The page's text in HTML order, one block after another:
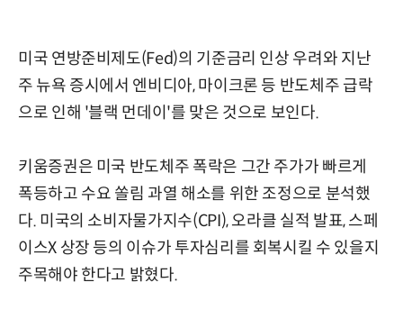
미국 연방준비제도(Fed)의 기준금리 인상 우려와 지난
주 뉴욕 증시에서 엔비디아, 마이크론 등 반도체주 급락
으로 인해 '블랙 먼데이'를 맞은 것으로 보인다.
키움증권은 미국 반도체주 폭락은 그간 주가가 빠르게
폭등하고 수요 쏠림 과열 해소를 위한 조정으로 분석했
다. 미국의 소비자물가지수(CPI), 오라클 실적 발표, 스페
이스X 상장 등의 이슈가 투자심리를 회복시킬 수 있을지
주목해야 한다고 밝혔다.